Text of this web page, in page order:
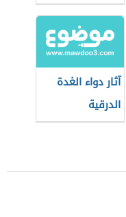
آثار دواء الغدة
الدرقية